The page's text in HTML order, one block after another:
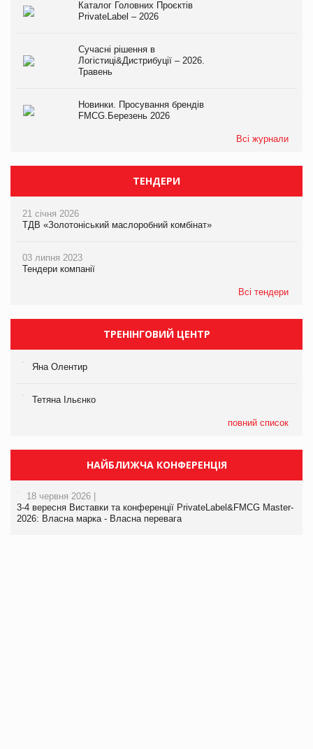
Каталог Головних Проєктів
PrivateLabel – 2026
Сучасні рішення в
Логістиці&Дистрибуції – 2026.
Травень
Новинки. Просування брендів
FMCG.Березень 2026
Всі журнали
ТЕНДЕРИ
21 січня 2026
ТДВ «Золотоніський маслоробний комбінат»
03 липня 2023
Тендери компанії
Всі тендери
ТРЕНІНГОВИЙ ЦЕНТР
Яна Олентир
Тетяна Ільєнко
повний список
НАЙБЛИЖЧА КОНФЕРЕНЦІЯ
18 червня 2026 |
3-4 вересня Виставки та конференції PrivateLabel&FMCG Master-
2026: Власна марка - Власна перевага